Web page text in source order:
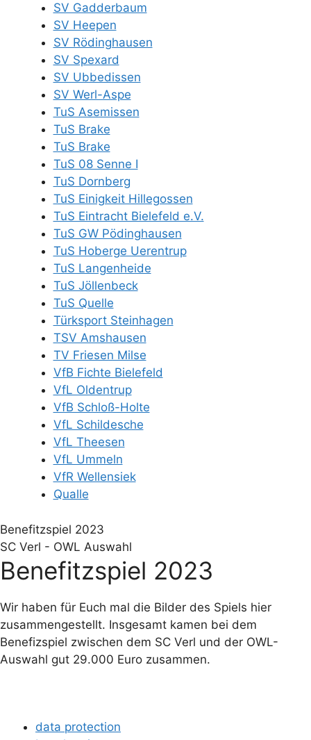
SV Gadderbaum
SV Heepen
SV Rödinghausen
SV Spexard
SV Ubbedissen
SV Werl-Aspe
TuS Asemissen
TuS Brake
TuS Brake
TuS 08 Senne I
TuS Dornberg
TuS Einigkeit Hillegossen
TuS Eintracht Bielefeld e.V.
TuS GW Pödinghausen
TuS Hoberge Uerentrup
TuS Langenheide
TuS Jöllenbeck
TuS Quelle
Türksport Steinhagen
TSV Amshausen
TV Friesen Milse
VfB Fichte Bielefeld
VfL Oldentrup
VfB Schloß-Holte
VfL Schildesche
VfL Theesen
VfL Ummeln
VfR Wellensiek
Qualle
Benefitzspiel 2023
SC Verl - OWL Auswahl
Benefitzspiel 2023
Wir haben für Euch mal die Bilder des Spiels hier
zusammengestellt. Insgesamt kamen bei dem
Benefizspiel zwischen dem SC Verl und der OWL-
Auswahl gut 29.000 Euro zusammen.
data protection